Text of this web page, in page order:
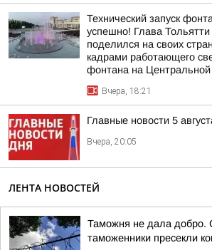
Технический запуск
успешно! Глава
поделился на своих
кадрами работающего
фонтана на
Вчера, 18:21
Главные новости 5
Вчера, 20:05
ЛЕНТА НОВОСТЕЙ
Таможня не дала добро.
таможенники пресекли